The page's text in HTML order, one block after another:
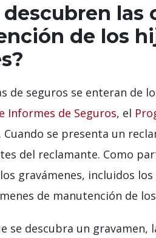
descubren las
de los
de seguros se enteran de
Informes de Seguros, el
Cuando se presenta un
del reclamante. Como
gravámenes, incluidos
de manutención de
se descubra un